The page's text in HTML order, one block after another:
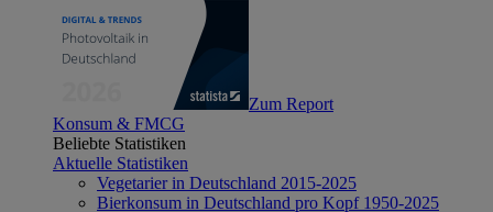
Zum Report
Konsum & FMCG
Beliebte Statistiken
Aktuelle Statistiken
Vegetarier in Deutschland 2015-2025
Bierkonsum in Deutschland pro Kopf 1950-2025